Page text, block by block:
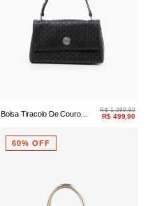
Bolsa Tiracolo De Couro
R$ 1.299,90
R$ 499,90
60% OFF